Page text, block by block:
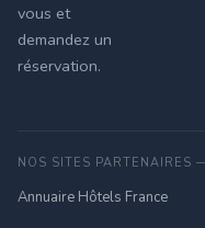
vous et
demandez un
réservation.
NOS SITES PARTENAIRES
Annuaire Hôtels France